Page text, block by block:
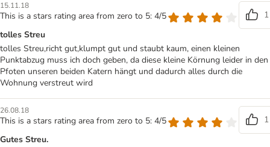
15.11.18
This is a stars rating area from zero to 5: 4/5
1
tolles Streu
tolles Streu,richt gut,klumpt gut und staubt kaum, einen kleinen
Punktabzug muss ich doch geben, da diese kleine Körnung leider in den
Pfoten unseren beiden Katern hängt und dadurch alles durch die
Wohnung verstreut wird
26.08.18
This is a stars rating area from zero to 5: 4/5
1
Gutes Streu.